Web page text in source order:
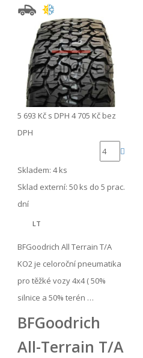
5 693 Kč s DPH 4 705 Kč bez
DPH
Skladem: 4 ks
Sklad externí: 50 ks do 5 prac.
dní
LT
BFGoodrich All Terrain T/A
KO2 je celoroční pneumatika
pro těžké vozy 4x4 ( 50%
silnice a 50% terén …
BFGoodrich
All-Terrain T/A